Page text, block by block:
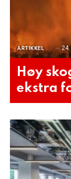
ARTIKKEL
Høy
ekstra